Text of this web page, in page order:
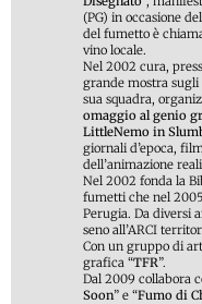
(PG) in occasione
del fumetto è
vino locale.
Nel 2002 cura,
grande mostra
sua squadra,
omaggio al genio
LittleNemo in
giornali d’epoca,
dell’animazione
Nel 2002 fonda la
fumetti che nel
Perugia. Da diversi
seno all’ARCI
Con un gruppo di
grafica “TFR”.
Dal 2009 collabora
Soon” e “Fumo di